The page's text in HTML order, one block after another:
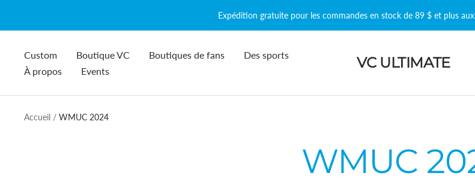
Expédition gratuite pour les commandes en stock de 89 $ et plus
Custom Boutique VC Boutiques de fans
Des sports
À propos
Events VC ULTIMATE
Accueil WMUC 2024
WMUC